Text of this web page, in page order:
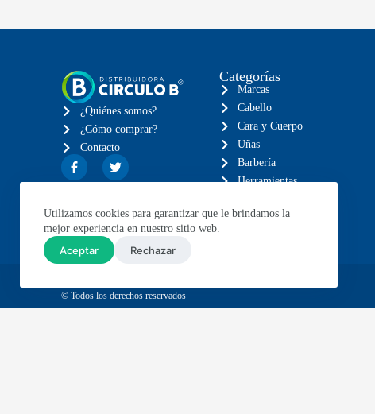
Utilizamos cookies para garantizar que le brindamos la
mejor experiencia en nuestro sitio web.
Aceptar Rechazar
¿Quiénes somos?
¿Cómo comprar?
Contacto
Categorías
Marcas
Cabello
Cara y Cuerpo
Uñas
Barbería
Herramientas
Muebles
© Todos los derechos reservados